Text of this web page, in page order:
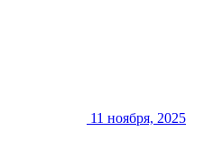
11 ноября, 2025